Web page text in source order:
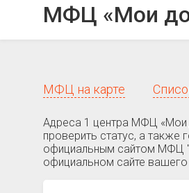
МФЦ «Мои
МФЦ на карте
Адреса 1 центра МФЦ «Мои
проверить статус, а также
официальным сайтом МФЦ
официальном сайте вашего